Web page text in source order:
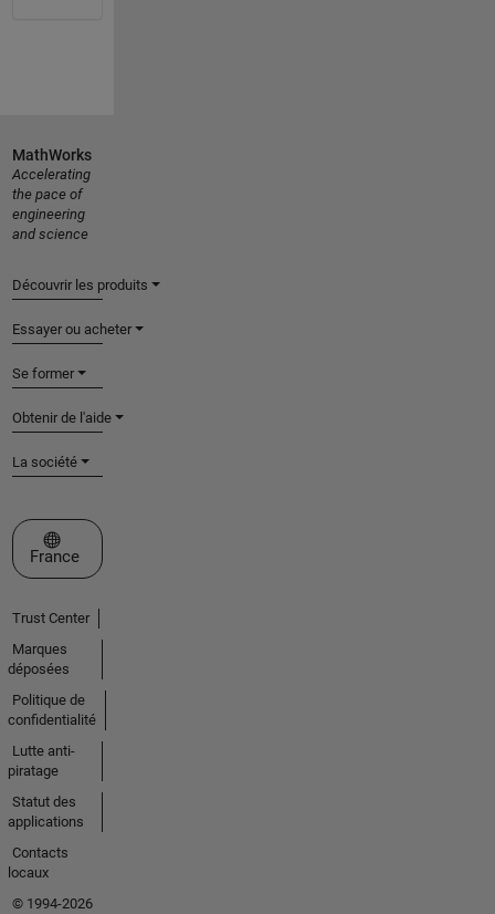
MathWorks
Accelerating
the pace of
engineering
and science
Découvrir les produits
Essayer ou acheter
Se former
Obtenir de l'aide
La société
Sélectionner un site web
France
Trust Center
Marques
déposées
Politique de
confidentialité
Lutte anti-
piratage
Statut des
applications
Contacts
locaux
© 1994-2026